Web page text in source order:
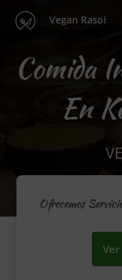
Vegan Rasoi
Comida
En
Ofrecemos
Ver